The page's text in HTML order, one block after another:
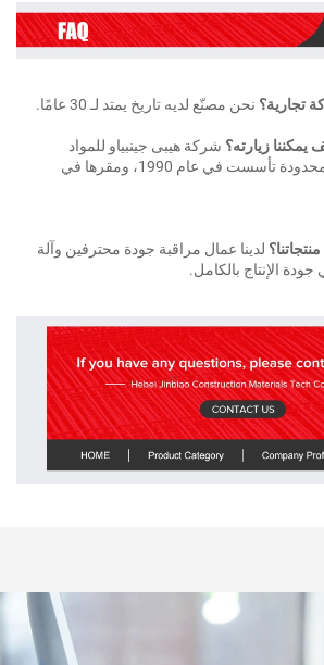
نحن مصنّع لديه تاريخ يمتد لـ 30 عامًا.
شركة هيبى جينبياو للمواد
الإنشائية والتكنولوجيا المحدودة تأسست في عام 1990، ومقرها في
لدينا عمال مراقبة جودة محترفين وآلة
بالكامل.